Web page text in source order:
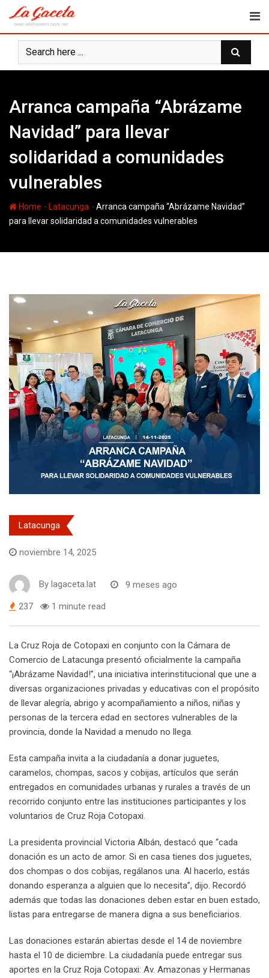
content
Arranca campaña “Abrázame
Navidad” para llevar
solidaridad a comunidades
vulnerables
Home - Latacunga -Arranca campaña “Abrázame Navidad”
para llevar solidaridad a comunidades vulnerables
Latacunga
noviembre 14, 2025
By lagaceta.lat 9 meses ago
237 1 minute read
La Cruz Roja de Cotopaxi en conjunto con la Cámara de
Comercio de Latacunga presentó oficialmente la campaña
“¡Abrázame Navidad!”, una iniciativa interinstitucional que une a
diversas organizaciones privadas y educativas con el propósito
de llevar alegría, abrigo y acompañamiento a niños, niñas y
personas de la tercera edad en sectores vulnerables de la
provincia, donde la Navidad a menudo no llega.
Esta campaña invita a la ciudadanía a donar juguetes,
caramelos, chompas, sacos y cobijas, artículos que serán
entregados en comunidades urbanas y rurales a través de un
recorrido conjunto entre las instituciones participantes y los
voluntarios de Cruz Roja Cotopaxi.
La presidenta provincial Victoria Albán, destacó que “cada
donación es un acto de amor. Si en casa tienes dos juguetes,
dos chompas o dos cobijas, regálanos una. Al hacerlo, estás
donando esperanza a alguien que lo necesita”, dijo. Recordó
además que todas las donaciones deben estar en buen estado,
listas para entregarse de manera digna a sus beneficiarios.
Las donaciones estarán abiertas desde el 14 de noviembre
hasta el 10 de diciembre. La ciudadanía puede entregar sus
aportes en la Cruz Roja Cotopaxi: Av. Amazonas y Hermanas